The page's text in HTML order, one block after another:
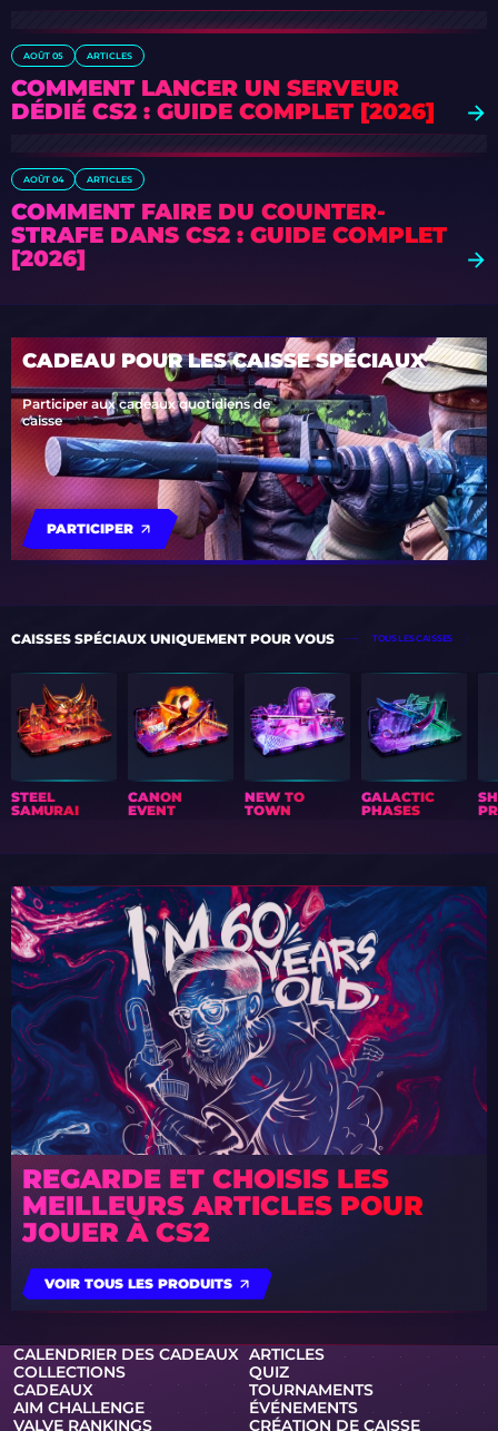
AOÛT 05 ARTICLES
COMMENT LANCER UN SERVEUR
DÉDIÉ CS2 : GUIDE COMPLET [2026]
AOÛT 04 ARTICLES
COMMENT FAIRE DU COUNTER-
STRAFE DANS CS2 : GUIDE COMPLET
[2026]
CADEAU POUR LES CAISSE SPÉCIAUX
Participer aux cadeaux quotidiens de
caisse
PARTICIPER
CAISSES SPÉCIAUX UNIQUEMENT POUR VOUS TOUS LES CAISSES
STEEL
SAMURAI
CANON
EVENT
NEW TO
TOWN
GALACTIC
PHASES
REGARDE ET CHOISIS LES
MEILLEURS ARTICLES POUR
JOUER À CS2
VOIR TOUS LES PRODUITS
CALENDRIER DES CADEAUX ARTICLES
COLLECTIONS
QUIZ
CADEAUX
TOURNAMENTS
AIM CHALLENGE
ÉVÉNEMENTS
VALVE RANKINGS
CRÉATION DE CAISSE